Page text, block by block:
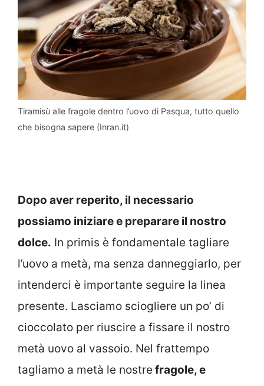
Tiramisù alle fragole dentro l’uovo di Pasqua, tutto quello
che bisogna sapere (Inran.it)
Dopo aver reperito, il necessario
possiamo iniziare e preparare il nostro
dolce. In primis è fondamentale tagliare
l’uovo a metà, ma senza danneggiarlo, per
intenderci è importante seguire la linea
presente. Lasciamo sciogliere un po’ di
cioccolato per riuscire a fissare il nostro
metà uovo al vassoio. Nel frattempo
tagliamo a metà le nostre fragole, e